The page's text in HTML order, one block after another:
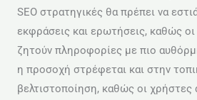
SEO στρατηγικές θα πρέπει να
εκφράσεις και ερωτήσεις, καθώς
ζητούν πληροφορίες με πιο
η προσοχή στρέφεται και στην
βελτιστοποίηση, καθώς οι χρήστες